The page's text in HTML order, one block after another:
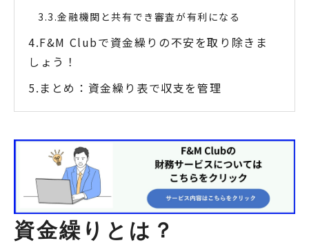
金融機関と共有でき審査が有利になる
F&M Clubで資金繰りの不安を取り除きま
しょう！
まとめ：資金繰り表で収支を管理
資金繰りとは？